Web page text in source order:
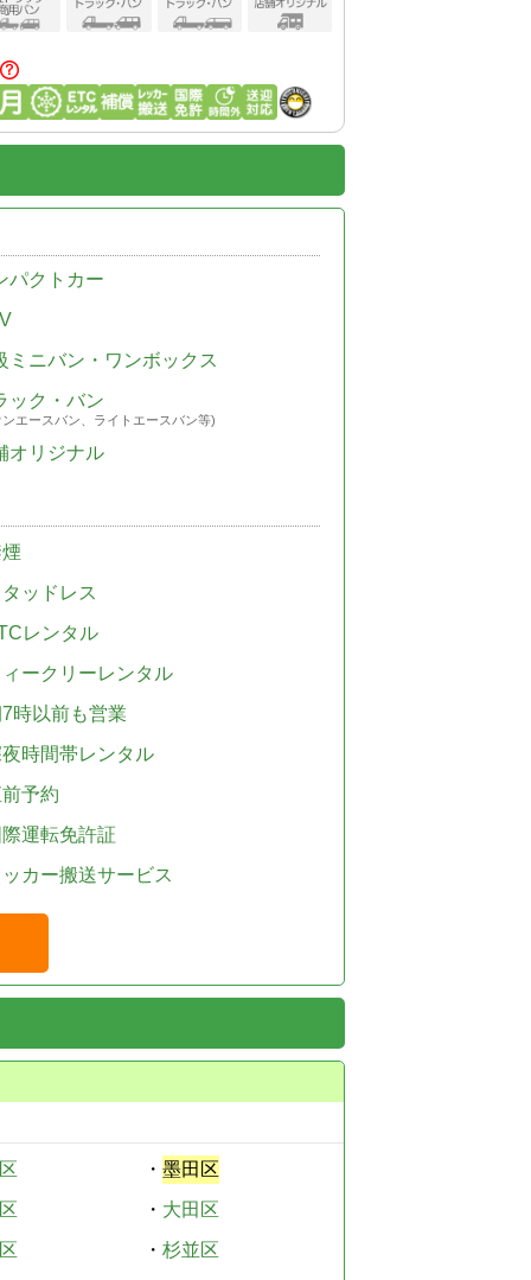
パクトカー
ミニバン・ワンボックス
ック・バン
エースバン、ライトエースバン等)
オリジナル
ッドレス
レンタル
ークリーレンタル
時以前も営業
時間帯レンタル
予約
運転免許証
カー搬送サービス
・ 墨田区
・ 大田区
・ 杉並区